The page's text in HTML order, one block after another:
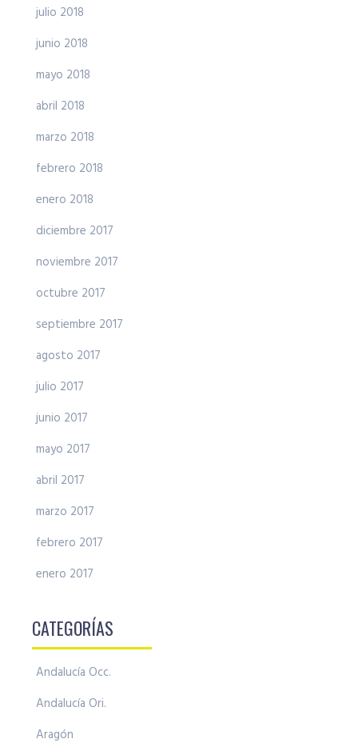
julio 2018
junio 2018
mayo 2018
abril 2018
marzo 2018
febrero 2018
enero 2018
diciembre 2017
noviembre 2017
octubre 2017
septiembre 2017
agosto 2017
julio 2017
junio 2017
mayo 2017
abril 2017
marzo 2017
febrero 2017
enero 2017
CATEGORÍAS
Andalucía Occ.
Andalucía Ori.
Aragón